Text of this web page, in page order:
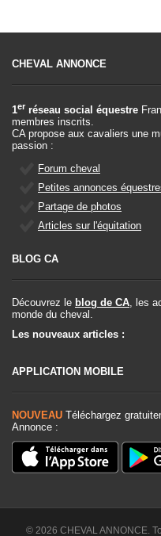
CHEVAL ANNONCE
1er réseau social équestre
membres inscrits.
CA propose aux cavaliers une
passion :
Forum cheval
Petites annonces
Partage de photos
Articles sur l'équitation
BLOG CA
Découvrez le blog de CA, les
monde du cheval.
Les nouveaux articles :
APPLICATION MOBILE
NOUVEAU Téléchargez
Annonce :
© 2026 CHEVAL ANNONCE.